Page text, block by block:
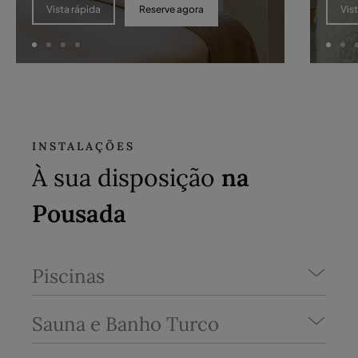
Vista rápida Reserve agora
INSTALAÇÕES
À sua disposição na
Pousada
Piscinas
Sauna e Banho Turco